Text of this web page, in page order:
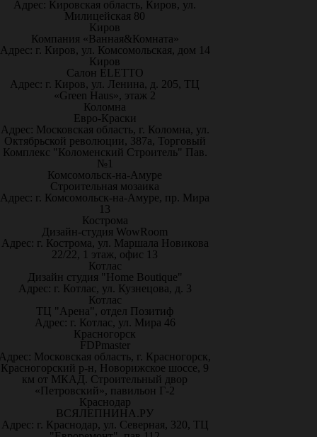
Адрес: Кировская область, Киров, ул.
Милицейская 80
Киров
Компания «Ванная&Комната»
Адрес: г. Киров, ул. Комсомольская, дом 14
Киров
Салон ELETTO
Адрес: г. Киров, ул. Ленина, д. 205, ТЦ
«Green Haus», этаж 2
Коломна
Евро-Краски
Адрес: Московская область, г. Коломна, ул.
Октябрьской революции, 387а, Торговый
Комплекс "Коломенский Строитель" Пав.
№1
Комсомольск-на-Амуре
Строительная мозаика
Адрес: г. Комсомольск-на-Амуре, пр. Мира
13
Кострома
Дизайн-студия WowRoom
Адрес: г. Кострома, ул. Маршала Новикова
22/22, 1 этаж, офис 13
Котлас
Дизайн студия "Home Boutique"
Адрес: г. Котлас, ул. Кузнецова, д. 3
Котлас
ТЦ "Арена", отдел Позитиф
Адрес: г. Котлас, ул. Мира 46
Красногорск
FDPmaster
Московская область, г. Красногорск,
Красногорский р-н, Новорижское шоссе, 9
км от МКАД. Строительный двор
«Петровский», павильон Г-2
Краснодар
ВСЯЛЕПНИНА.РУ
Адрес: г. Краснодар, ул. Северная, 320, ТЦ